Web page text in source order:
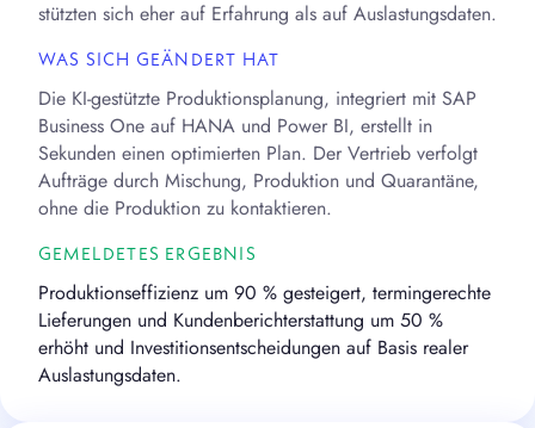
stützten sich eher auf Erfahrung als auf Auslastungsdaten.
WAS SICH GEÄNDERT HAT
Die KI-gestützte Produktionsplanung, integriert mit SAP
Business One auf HANA und Power BI, erstellt in
Sekunden einen optimierten Plan. Der Vertrieb verfolgt
Aufträge durch Mischung, Produktion und Quarantäne,
ohne die Produktion zu kontaktieren.
GEMELDETES ERGEBNIS
Produktionseffizienz um 90 % gesteigert, termingerechte
Lieferungen und Kundenberichterstattung um 50 %
erhöht und Investitionsentscheidungen auf Basis realer
Auslastungsdaten.